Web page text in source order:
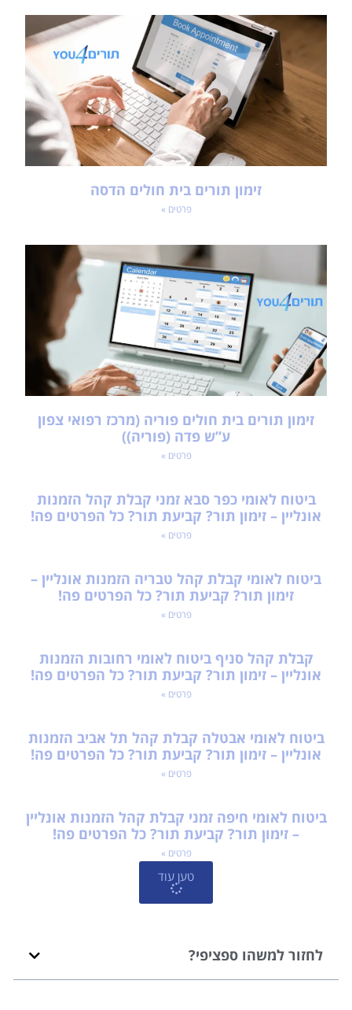
זימון תורים בית חולים הדסה
פרטים »
זימון תורים בית חולים פוריה (מרכז רפואי צפון
ע”ש פדה (פוריה))
פרטים »
ביטוח לאומי כפר סבא זמני קבלת קהל הזמנות
אונליין – זימון תור? קביעת תור? כל הפרטים פה!
פרטים »
ביטוח לאומי קבלת קהל טבריה הזמנות אונליין –
זימון תור? קביעת תור? כל הפרטים פה!
פרטים »
קבלת קהל סניף ביטוח לאומי רחובות הזמנות
אונליין – זימון תור? קביעת תור? כל הפרטים פה!
פרטים »
ביטוח לאומי אבטלה קבלת קהל תל אביב הזמנות
אונליין – זימון תור? קביעת תור? כל הפרטים פה!
פרטים »
ביטוח לאומי חיפה זמני קבלת קהל הזמנות אונליין
– זימון תור? קביעת תור? כל הפרטים פה!
פרטים »
טען עוד
לחזור למשהו ספציפי?